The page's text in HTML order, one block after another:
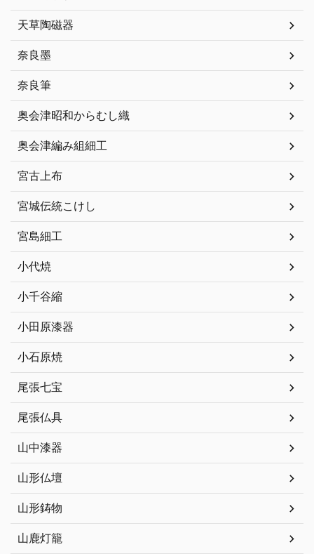
天草陶磁器
奈良墨
奈良筆
奥会津昭和からむし織
奥会津編み組細工
宮古上布
宮城伝統こけし
宮島細工
小代焼
小千谷縮
小田原漆器
小石原焼
尾張七宝
尾張仏具
山中漆器
山形仏壇
山形鋳物
山鹿灯籠